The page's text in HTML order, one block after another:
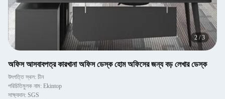
2 /3
অফিস আসবাবপত্র কারখানা অফিস ডেস্ক হোম অফিসের জন্য বড় লেখার ডেস্ক
উৎপত্তি স্থল: চীন
পরিচিতিমুলক নাম: Ekintop
সাক্ষ্যদান: SGS